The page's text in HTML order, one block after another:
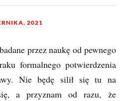
2021
przez naukę od pewnego
formalnego potwierdzenia
Nie będę silił się tu na
a przyznam od razu, że